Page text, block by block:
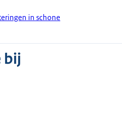
in schone
bij